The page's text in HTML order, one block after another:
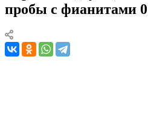
пробы с фианитами